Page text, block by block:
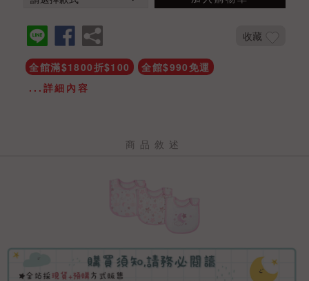
收藏
全館滿$1800折$100
全館$990免運
...詳細內容
商品敘述